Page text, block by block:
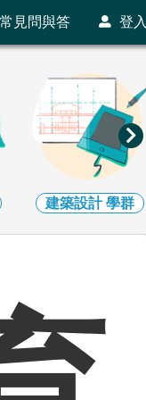
常見問與答 登入
建築設計學群